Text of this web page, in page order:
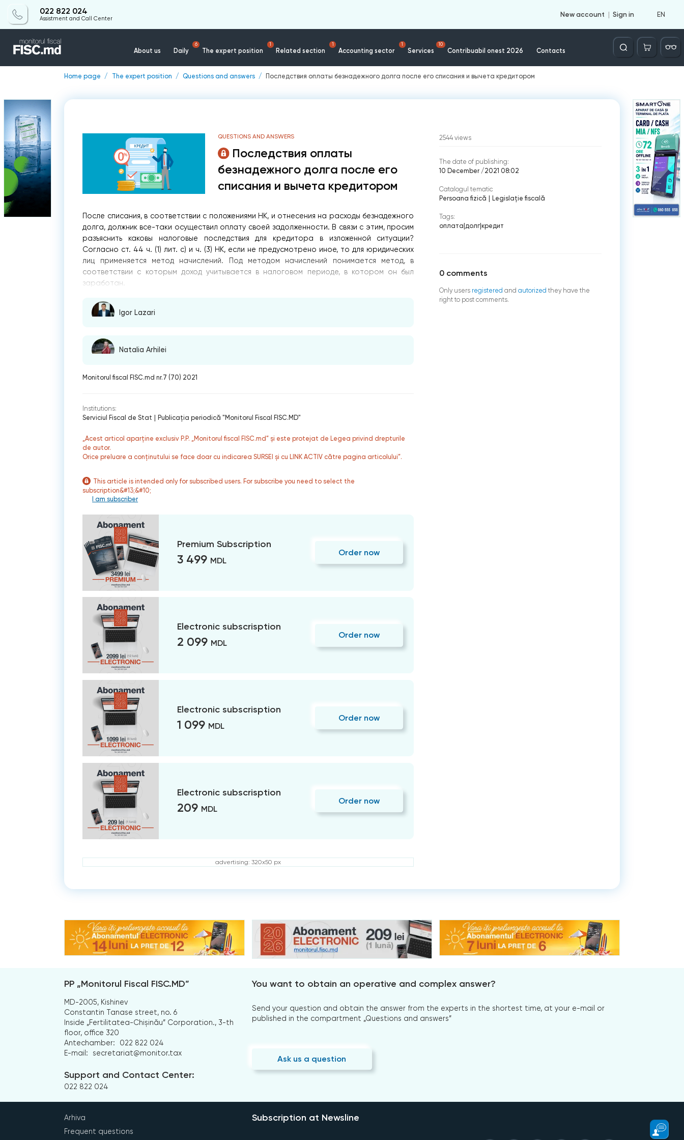
022 822 024
Assistment and Call Center
New account Sign in EN
About us Daily
6
The expert position
1
Related section
1
Accounting sector
1
Services
10
Contribuabil onest 2026 Contacts
Căutare
Home page The expert position Questions and answers Последствия оплаты безнадежного долга после его списания и вычета кредитором
QUESTIONS AND ANSWERS
Последствия оплаты
безнадежного долга после его
списания и вычета кредитором
После списания, в соответствии с положениями НК, и отнесения на расходы безнадежного
долга, должник все-таки осуществил оплату своей задолженности. В связи с этим, просим
разъяснить каковы налоговые последствия для кредитора в изложенной ситуации?
Согласно ст. 44 ч. (1) лит. с) и ч. (3) НК, если не предусмотрено иное, то для юридических
лиц применяется метод начислений. Под методом начислений понимается метод, в
соответствии с которым доход учитывается в налоговом периоде, в котором он был
заработан.
Igor Lazari
Natalia Arhilei
Monitorul fiscal FISC.md nr.7 (70) 2021
Institutions:
Serviciul Fiscal de Stat
Publicaţia periodică "Monitorul Fiscal FISC.MD"
„Acest articol aparține exclusiv P.P. „Monitorul fiscal FISC.md” și este protejat de Legea privind drepturile
de autor.
Orice preluare a conținutului se face doar cu indicarea SURSEI și cu LINK ACTIV către pagina articolului”.
This article is intended only for subscribed users. For subscribe you need to select the
subscription&#13;&#10;
I am subscriber
Premium Subscription
3 499 MDL
Order now
Electronic subscrisption
2 099 MDL
Order now
Electronic subscrisption
1 099 MDL
Order now
Electronic subscrisption
209 MDL
Order now
advertising: 320x50 px
2544 views
The date of publishing:
10 December /2021 08:02
Catalogul tematic
Persoana fizică
Legislație fiscală
Tags:
оплата долг| кредит
0 comments
Only users registered and autorized they have the
right to post comments.
PP „Monitorul Fiscal FISC.MD”
MD-2005, Kishinev
Constantin Tanase street, no. 6
Inside „Fertilitatea-Chișinău” Corporation., 3-th
floor, office 320
Antechamber:
022 822 024
E-mail:
secretariat@monitor.tax
Support and Contact Center:
022 822 024
You want to obtain an operative and complex answer?
Send your question and obtain the answer from the experts in the shortest time, at your e-mail or
published in the compartment „Questions and answers”
Ask us a question
Arhiva
Frequent questions
Subscription at Newsline